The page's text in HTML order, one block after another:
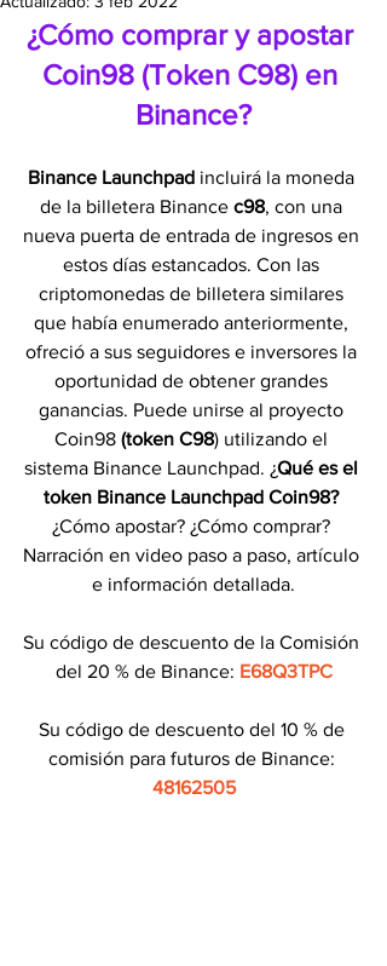
¿Cómo comprar y apostar
Coin98 (Token C98) en
Binance?
Binance Launchpad incluirá la moneda
de la billetera Binance c98, con una
nueva puerta de entrada de ingresos en
estos días estancados. Con las
criptomonedas de billetera similares
que había enumerado anteriormente,
ofreció a sus seguidores e inversores la
oportunidad de obtener grandes
ganancias. Puede unirse al proyecto
Coin98 (token C98) utilizando el
sistema Binance Launchpad. ¿Qué es el
token Binance Launchpad Coin98?
¿Cómo apostar? ¿Cómo comprar?
Narración en video paso a paso, artículo
e información detallada.
Su código de descuento de la Comisión
del 20 % de Binance: E68Q3TPC
Su código de descuento del 10 % de
comisión para futuros de Binance:
48162505